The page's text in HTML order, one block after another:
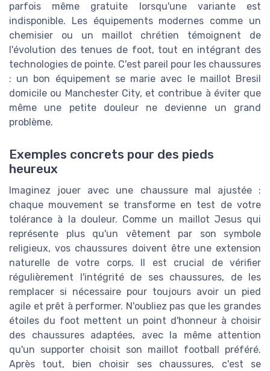
parfois même gratuite lorsqu'une variante est
indisponible. Les équipements modernes comme un
chemisier ou un maillot chrétien témoignent de
l'évolution des tenues de foot, tout en intégrant des
technologies de pointe. C'est pareil pour les chaussures
: un bon équipement se marie avec le maillot Bresil
domicile ou Manchester City, et contribue à éviter que
même une petite douleur ne devienne un grand
problème.
Exemples concrets pour des pieds
heureux
Imaginez jouer avec une chaussure mal ajustée :
chaque mouvement se transforme en test de votre
tolérance à la douleur. Comme un maillot Jesus qui
représente plus qu'un vêtement par son symbole
religieux, vos chaussures doivent être une extension
naturelle de votre corps. Il est crucial de vérifier
régulièrement l'intégrité de ses chaussures, de les
remplacer si nécessaire pour toujours avoir un pied
agile et prêt à performer. N'oubliez pas que les grandes
étoiles du foot mettent un point d'honneur à choisir
des chaussures adaptées, avec la même attention
qu'un supporter choisit son maillot football préféré.
Après tout, bien choisir ses chaussures, c'est se